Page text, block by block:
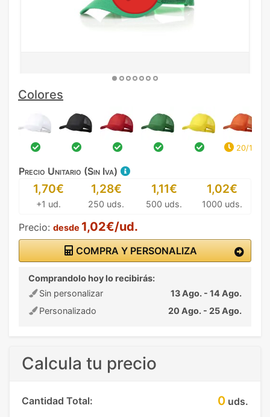
Colores
20/11
Precio Unitario (Sin Iva)
1,70€
+1 ud.
1,28€
250 uds.
1,11€
500 uds.
1,02€
1000 uds.
Precio: desde 1,02€/ud.
COMPRA Y PERSONALIZA
Comprandolo hoy lo recibirás:
Sin personalizar
13 Ago. - 14 Ago.
Personalizado
20 Ago. - 25 Ago.
Calcula tu precio
Cantidad Total: 0 uds.